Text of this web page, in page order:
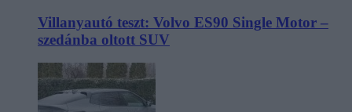
Villanyautó teszt: Volvo ES90 Single Motor –
szedánba oltott SUV